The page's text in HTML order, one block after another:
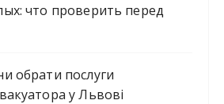
что проверить перед
обрати послуги
у Львові